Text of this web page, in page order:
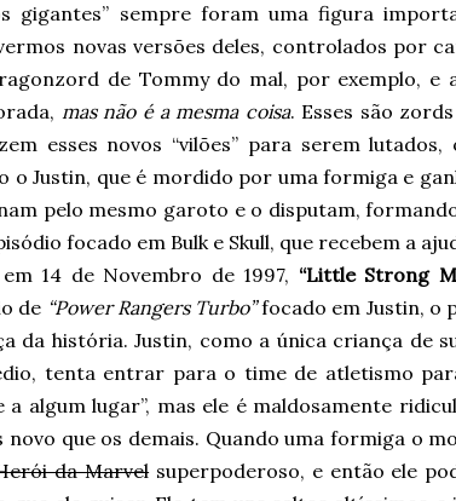
gigantes” sempre foram uma figura
novas versões deles, controlados por
de Tommy do mal, por exemplo, e
mas não é a mesma coisa. Esses são
esses novos “vilões” para serem
o Justin, que é mordido por uma formiga e
pelo mesmo garoto e o disputam,
focado em Bulk e Skull, que recebem a
14 de Novembro de 1997, “Little Strong
de “Power Rangers Turbo”focado em Justin, o
da história. Justin, como a única criança de
tenta entrar para o time de atletismo
a algum lugar”, mas ele é maldosamente
novo que os demais. Quando uma formiga o
da Marvelsuperpoderoso, e então ele